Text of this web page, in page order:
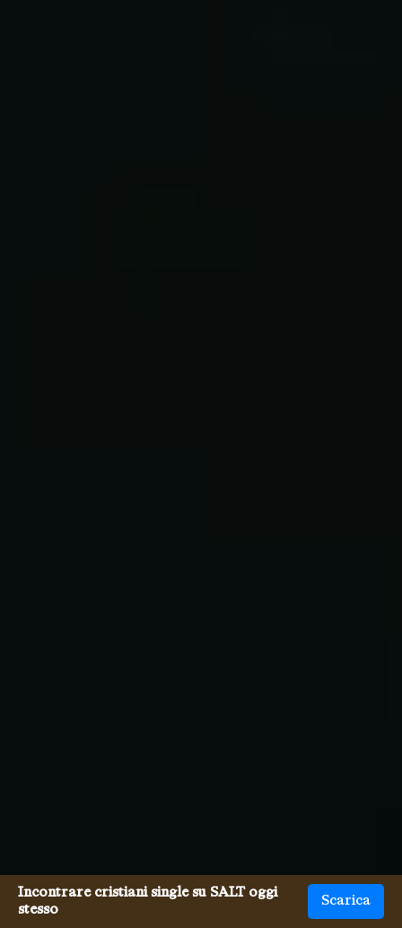
Incontrare cristiani single su SALT oggi
stesso
Scarica